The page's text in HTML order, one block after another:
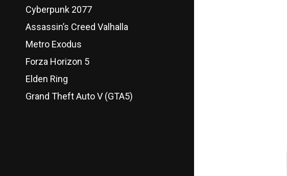
Cyberpunk 2077
Assassin’s Creed Valhalla
Metro Exodus
Forza Horizon 5
Elden Ring
Grand Theft Auto V (GTA5)